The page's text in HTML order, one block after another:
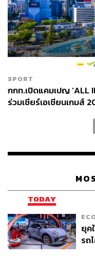
[ระยะที่ 3 : การฟื้นฟูแล
ฝนปลายฤดู เพื่อเป็นน้ำ
เร่งพัฒนาและเก็
ปลายฤดูฝน (มาตร
เก็บเกี่ยวทรัพยากรน้ำเ
บริโภคและภาคเกษตรก
ข่ายในการติดตาม
เข้ามามีส่วนร่วมผ่านส
ติดตามประเมินผ
สถานการณ์ภัย (มา
ต่อเนื่อง สู่การเป็
SPORT
กกท.เปิดแคมเปญ ‘ALL
ร่วมเชียร์เอเชียนเกมส์
TODAY
ยุค
รถ